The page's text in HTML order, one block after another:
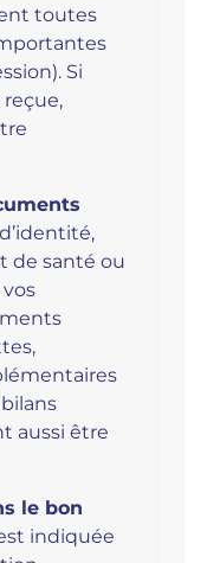
toutes
Si
reçue,
de santé ou
aussi être
le bon
indiquée